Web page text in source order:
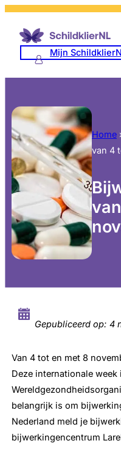
Mijn
Home
van 4
Gepubliceerd op: 4
Van 4 tot en met 8
Deze internationale
belangrijk is om
Nederland meld je
bijwerkingencentrum